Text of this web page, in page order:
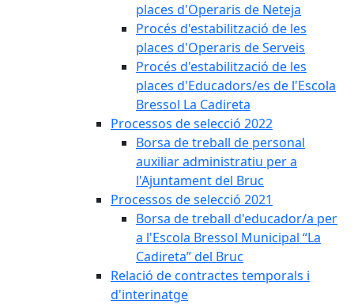
places d'Operaris de Neteja
Procés d'estabilització de les
places d'Operaris de Serveis
Procés d'estabilització de les
places d'Educadors/es de l'Escola
Bressol La Cadireta
Processos de selecció 2022
Borsa de treball de personal
auxiliar administratiu per a
l'Ajuntament del Bruc
Processos de selecció 2021
Borsa de treball d'educador/a per
a l'Escola Bressol Municipal “La
Cadireta” del Bruc
Relació de contractes temporals i
d'interinatge